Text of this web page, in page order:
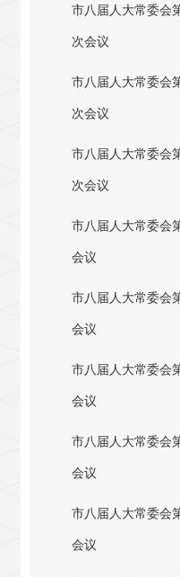
市八届人大常委会
次会议
市八届人大常委会
次会议
市八届人大常委会
次会议
市八届人大常委会
会议
市八届人大常委会
会议
市八届人大常委会
会议
市八届人大常委会
会议
市八届人大常委会
会议